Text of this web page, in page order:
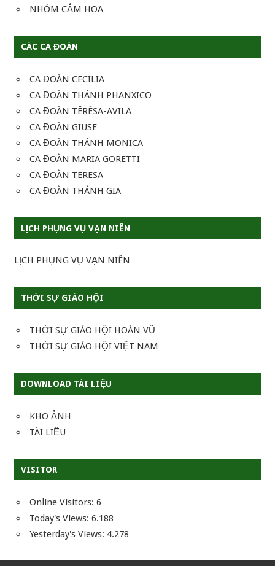
NHÓM CẮM HOA
CÁC CA ĐOÀN
CA ĐOÀN CECILIA
CA ĐOÀN THÁNH PHANXICO
CA ĐOÀN TÊRÊSA-AVILA
CA ĐOÀN GIUSE
CA ĐOÀN THÁNH MONICA
CA ĐOÀN MARIA GORETTI
CA ĐOÀN TERESA
CA ĐOÀN THÁNH GIA
LỊCH PHỤNG VỤ VẠN NIÊN
LỊCH PHỤNG VỤ VẠN NIÊN
THỜI SỰ GIÁO HỘI
THỜI SỰ GIÁO HỘI HOÀN VŨ
THỜI SỰ GIÁO HỘI VIỆT NAM
DOWNLOAD TÀI LIỆU
KHO ẢNH
TÀI LIỆU
VISITOR
Online Visitors: 6
Today's Views: 6.188
Yesterday's Views: 4.278